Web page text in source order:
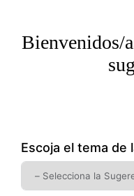
Bienvenidos/
Escoja el tema de